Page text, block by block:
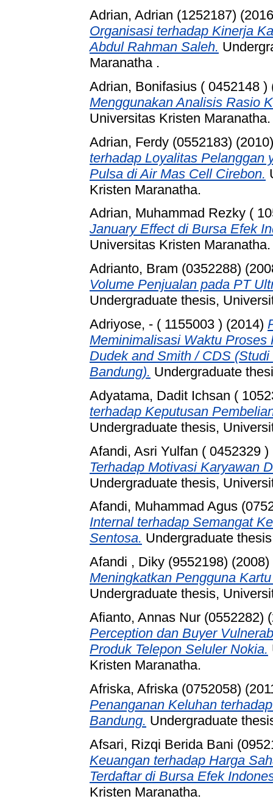
Adrian, Adrian (1252187)
Organisasi terhadap Kinerja
Abdul Rahman Saleh.
Maranatha .
Adrian, Bonifasius ( 0452148 )
Menggunakan Analisis Rasio
Universitas Kristen Maranatha.
Adrian, Ferdy (0552183)
terhadap Loyalitas Pelanggan
Pulsa di Air Mas Cell Cirebon.
Kristen Maranatha.
Adrian, Muhammad Rezky (
January Effect di Bursa Efek
Universitas Kristen Maranatha.
Adrianto, Bram (0352288)
Volume Penjualan pada PT
Undergraduate thesis,
Adriyose, - ( 1155003 ) (2014)
Meminimalisasi Waktu
Dudek and Smith / CDS
Bandung). Undergraduate
Adyatama, Dadit Ichsan (
terhadap Keputusan
Undergraduate thesis,
Afandi, Asri Yulfan ( 0452329 )
Terhadap Motivasi Karyawan
Undergraduate thesis,
Afandi, Muhammad Agus
Internal terhadap Semangat
Sentosa. Undergraduate
Afandi , Diky (9552198) (2008)
Meningkatkan Pengguna
Undergraduate thesis,
Afianto, Annas Nur (0552282)
Perception dan Buyer
Produk Telepon Seluler Nokia.
Kristen Maranatha.
Afriska, Afriska (0752058)
Penanganan Keluhan
Bandung. Undergraduate
Afsari, Rizqi Berida Bani
Keuangan terhadap Harga
Terdaftar di Bursa Efek
Kristen Maranatha.